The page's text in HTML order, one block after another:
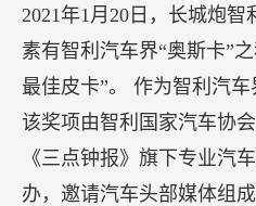
2021年1月20日，长城炮
素有智利汽车界“奥斯卡”
最佳皮卡”。 作为智利汽车
该奖项由智利国家汽车协
《三点钟报》旗下专业汽
办，邀请汽车头部媒体组